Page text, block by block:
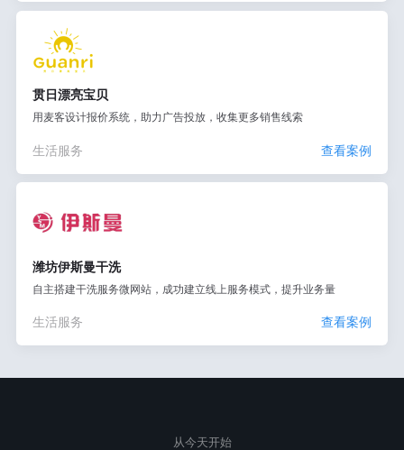
贯日漂亮宝贝
用麦客设计报价系统，助力广告投放，收集更多销售线索
生活服务 查看案例
潍坊伊斯曼干洗
自主搭建干洗服务微网站，成功建立线上服务模式，提升业务量
生活服务 查看案例
从今天开始